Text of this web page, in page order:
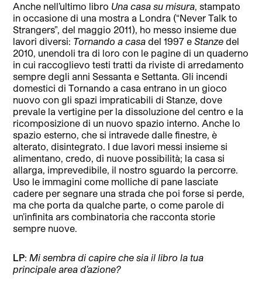
Anche nell’ultimo libro Una casa su misura, stampato
in occasione di una mostra a Londra (“Never Talk to
Strangers”, del maggio 2011), ho messo insieme due
lavori diversi: Tornando a casa del 1997 eStanze del
2010, unendoli tra di loro con le pagine di un quaderno
in cui raccoglievo testi tratti da riviste di arredamento
sempre degli anni Sessanta e Settanta. Gli incendi
domestici di Tornando a casa entrano in un gioco
nuovo con gli spazi impraticabili di Stanze, dove
prevale la vertigine per la dissoluzione del centro e la
ricomposizione di un nuovo spazio interno. Anche lo
spazio esterno, che si intravede dalle finestre, è
alterato, disintegrato. I due lavori messi insieme si
alimentano, credo, di nuove possibilità; la casa si
allarga, imprevedibile, il nostro sguardo la percorre.
Uso le immagini come molliche di pane lasciate
cadere per segnare una strada che poi forse si perde,
ma che porta da qualche parte, o come parole di
un’infinita ars combinatoria che racconta storie
sempre nuove.
LP:Mi sembra di capire che sia il libro la tua
principale area d’azione?